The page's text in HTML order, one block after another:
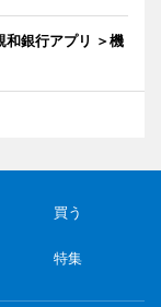
和銀行アプリ ＞機
買う
特集